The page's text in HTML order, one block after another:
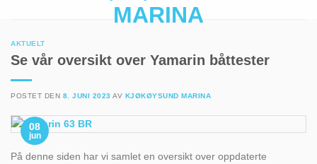
AKTUELT
Se vår oversikt over Yamarin båttester
POSTET DEN 8. JUNI 2023 AV KJØKØYSUND MARINA
08
jun
På denne siden har vi samlet en oversikt over oppdaterte